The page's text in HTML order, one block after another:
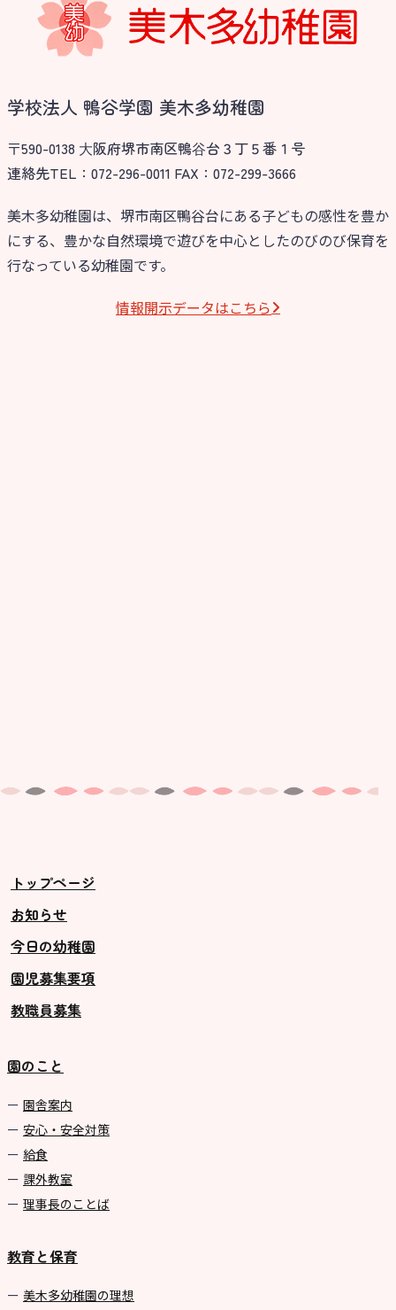
学校法人 鴨谷学園 美木多幼稚園
〒590-0138 ⼤阪府堺市南区鴨⾕台３丁５番１号
連絡先TEL：072-296-0011 FAX：072-299-3666
美木多幼稚園は、堺市南区鴨谷台にある子どもの感性を豊か
にする、豊かな自然環境で遊びを中心としたのびのび保育を
行なっている幼稚園です。
情報開⽰データはこちら
トップページ
お知らせ
今日の幼稚園
園児募集要項
教職員募集
園のこと
園舎案内
安心・安全対策
給食
課外教室
理事長のことば
教育と保育
美⽊多幼稚園の理想
グループ施設・
関係先リンク
学校法⼈諏訪森学園 諏訪森幼稚
⼤阪府私⽴幼稚園連盟